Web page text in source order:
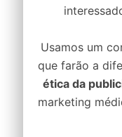
Usamos um
que farão a
ética da
marketing